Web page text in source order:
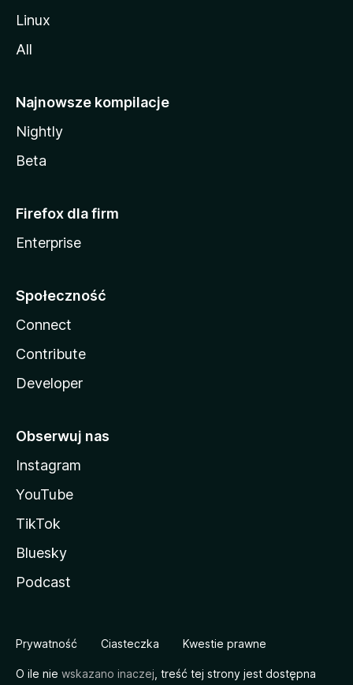
Linux
All
Najnowsze kompilacje
Nightly
Beta
Firefox dla firm
Enterprise
Społeczność
Connect
Contribute
Developer
Obserwuj nas
Instagram
YouTube
TikTok
Bluesky
Podcast
Prywatność Ciasteczka Kwestie prawne
O ile nie wskazano inaczej , treść tej strony jest dostępna